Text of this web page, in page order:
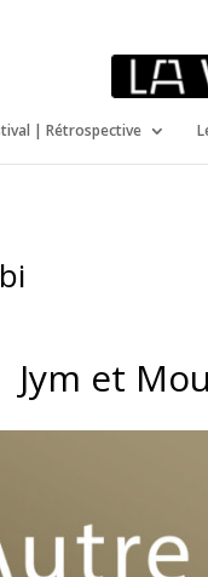
| Rétrospective
Jym et